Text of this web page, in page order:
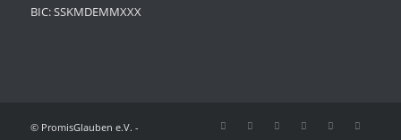
BIC: SSKMDEMMXXX
© PromisGlauben e.V. -